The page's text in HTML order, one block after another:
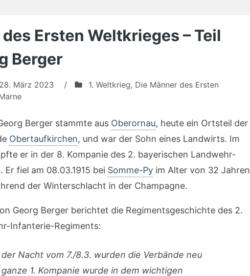
Ersten Weltkrieges – Teil
Berger
28. März 2023 / 1. Weltkrieg, Die Männer des Ersten
Berger stammte aus Oberornau, heute ein Ortsteil der
Obertaufkirchen, und war der Sohn eines Landwirts. Im
er in der 8. Kompanie des 2. bayerischen Landwehr-
fiel am 08.03.1915 bei Somme-Py im Alter von 32 Jahren
der Winterschlacht in der Champagne.
Georg Berger berichtet die Regimentsgeschichte des 2.
Infanterie-Regiments:
der Nacht vom 7./8.3. wurden die Verbände neu
1. Kompanie wurde in dem wichtigen